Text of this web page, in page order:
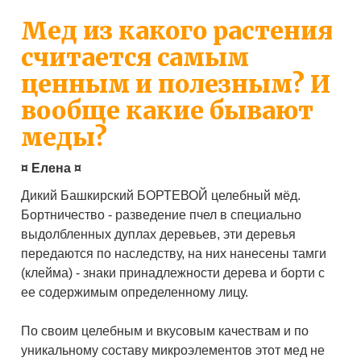
Мед из какого растения
считается самым
ценным и полезным? И
вообще какие бывают
меды?
¤ Елена ¤
Дикий Башкирский БОРТЕВОЙ целебный мёд.
Бортничество - разведение пчел в специально
выдолбленных дуплах деревьев, эти деревья
передаются по наследству, на них нанесены тамги
(клейма) - знаки принадлежности дерева и борти с
ее содержимым определенному лицу.
По своим целебным и вкусовым качествам и по
уникальному составу микроэлементов этот мед не